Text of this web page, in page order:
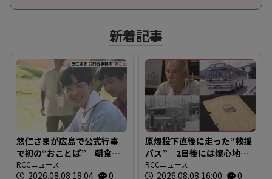
新着記事
悠仁さまが広島で公式行事
で初の“おことば” 朝食作
りや丸太切りも 福山市で
RCCニュース
2026.08.08 18:04 0
原爆投下直後に走った“救援
バス” 2日後には爆心地至
近に路線バスも 戦時下か
RCCニュース
2026.08.08 16:00 0